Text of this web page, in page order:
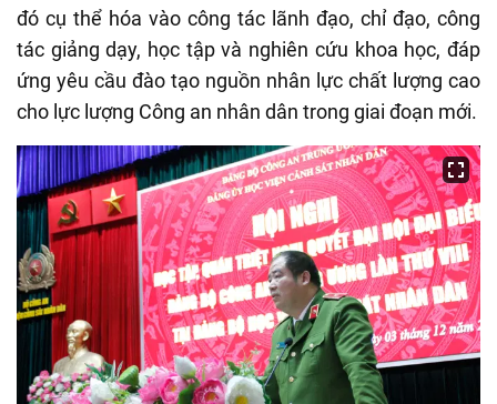
đó cụ thể hóa vào công tác lãnh đạo, chỉ đạo, công
tác giảng dạy, học tập và nghiên cứu khoa học, đáp
ứng yêu cầu đào tạo nguồn nhân lực chất lượng cao
cho lực lượng Công an nhân dân trong giai đoạn mới.